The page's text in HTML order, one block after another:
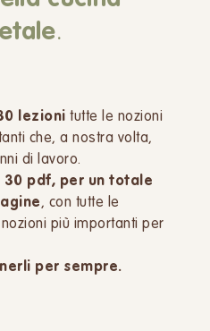
.
lezioni tutte le nozioni
che, a nostra volta,
di lavoro.
30 pdf, per un totale
, con tutte le
più importanti per
per sempre.